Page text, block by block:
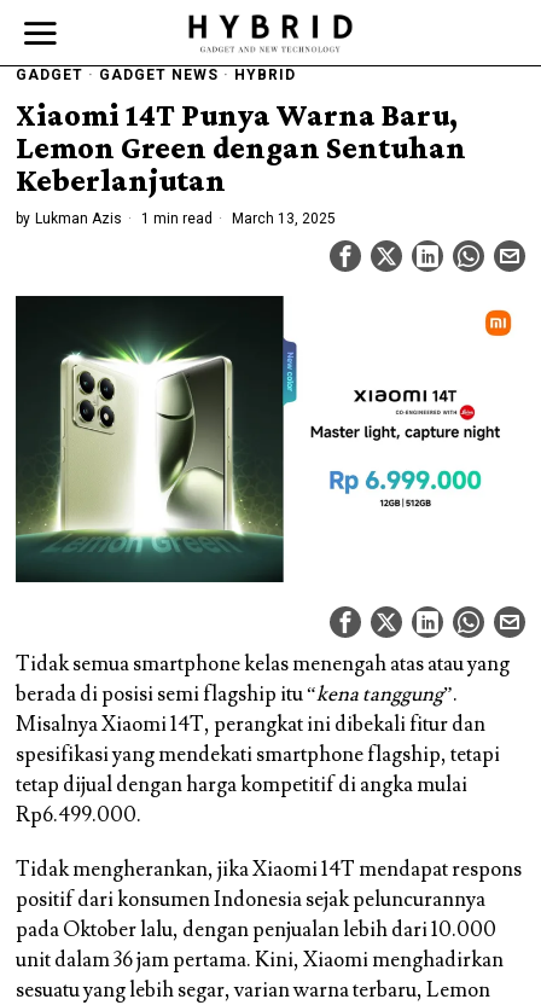
GADGET · GADGET NEWS · HYBRID
Xiaomi 14T Punya Warna Baru,
Lemon Green dengan Sentuhan
Keberlanjutan
by Lukman Azis 1 min read March 13, 2025
Tidak semua smartphone kelas menengah atas atau yang
berada di posisi semi flagship itu “kena tanggung”.
Misalnya Xiaomi 14T, perangkat ini dibekali fitur dan
spesifikasi yang mendekati smartphone flagship, tetapi
tetap dijual dengan harga kompetitif di angka mulai
Rp6.499.000.
Tidak mengherankan, jika Xiaomi 14T mendapat respons
positif dari konsumen Indonesia sejak peluncurannya
pada Oktober lalu, dengan penjualan lebih dari 10.000
unit dalam 36 jam pertama. Kini, Xiaomi menghadirkan
sesuatu yang lebih segar, varian warna terbaru, Lemon